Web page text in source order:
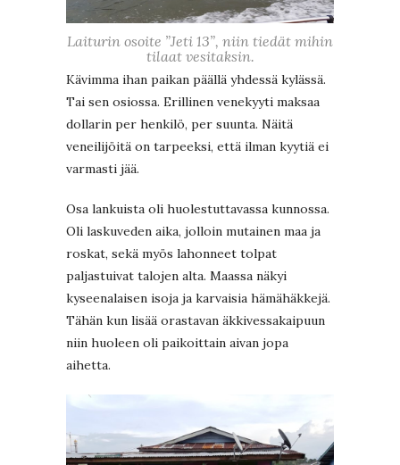
Laiturin osoite ”Jeti 13”, niin tiedät mihin
tilaat vesitaksin.
Kävimma ihan paikan päällä yhdessä kylässä.
Tai sen osiossa. Erillinen venekyyti maksaa
dollarin per henkilö, per suunta. Näitä
veneilijöitä on tarpeeksi, että ilman kyytiä ei
varmasti jää.
Osa lankuista oli huolestuttavassa kunnossa.
Oli laskuveden aika, jolloin mutainen maa ja
roskat, sekä myös lahonneet tolpat
paljastuivat talojen alta. Maassa näkyi
kyseenalaisen isoja ja karvaisia hämähäkkejä.
Tähän kun lisää orastavan äkkivessakaipuun
niin huoleen oli paikoittain aivan jopa
aihetta.